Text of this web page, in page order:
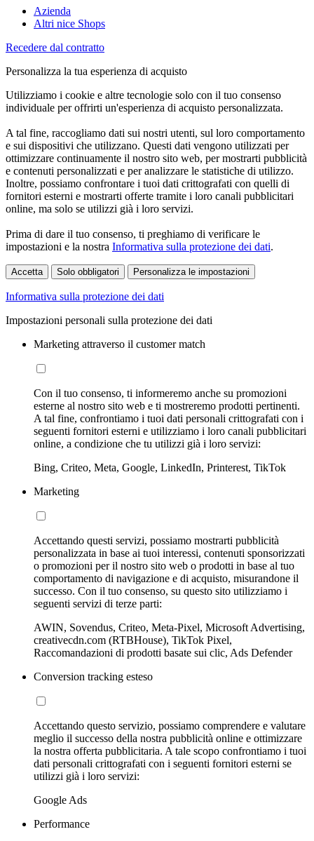
Azienda
Altri nice Shops
Recedere dal contratto
Personalizza la tua esperienza di acquisto
Utilizziamo i cookie e altre tecnologie solo con il tuo consenso
individuale per offrirti un'esperienza di acquisto personalizzata.
A tal fine, raccogliamo dati sui nostri utenti, sul loro comportamento
e sui dispositivi che utilizzano. Questi dati vengono utilizzati per
ottimizzare continuamente il nostro sito web, per mostrarti pubblicità
e contenuti personalizzati e per analizzare le statistiche di utilizzo.
Inoltre, possiamo confrontare i tuoi dati crittografati con quelli di
fornitori esterni e mostrarti offerte tramite i loro canali pubblicitari
online, ma solo se utilizzi già i loro servizi.
Prima di dare il tuo consenso, ti preghiamo di verificare le
impostazioni e la nostra Informativa sulla protezione dei dati.
Accetta Solo obbligatori Personalizza le impostazioni
Informativa sulla protezione dei dati
Impostazioni personali sulla protezione dei dati
Marketing attraverso il customer match
Con il tuo consenso, ti informeremo anche su promozioni
esterne al nostro sito web e ti mostreremo prodotti pertinenti.
A tal fine, confrontiamo i tuoi dati personali crittografati con i
seguenti fornitori esterni e utilizziamo i loro canali pubblicitari
online, a condizione che tu utilizzi già i loro servizi:
Bing, Criteo, Meta, Google, LinkedIn, Printerest, TikTok
Marketing
Accettando questi servizi, possiamo mostrarti pubblicità
personalizzata in base ai tuoi interessi, contenuti sponsorizzati
o promozioni per il nostro sito web o prodotti in base al tuo
comportamento di navigazione e di acquisto, misurandone il
successo. Con il tuo consenso, su questo sito utilizziamo i
seguenti servizi di terze parti:
AWIN, Sovendus, Criteo, Meta-Pixel, Microsoft Advertising,
creativecdn.com (RTBHouse), TikTok Pixel,
Raccomandazioni di prodotti basate sui clic, Ads Defender
Conversion tracking esteso
Accettando questo servizio, possiamo comprendere e valutare
meglio il successo della nostra pubblicità online e ottimizzare
la nostra offerta pubblicitaria. A tale scopo confrontiamo i tuoi
dati personali crittografati con i seguenti fornitori esterni se
utilizzi già i loro servizi:
Google Ads
Performance